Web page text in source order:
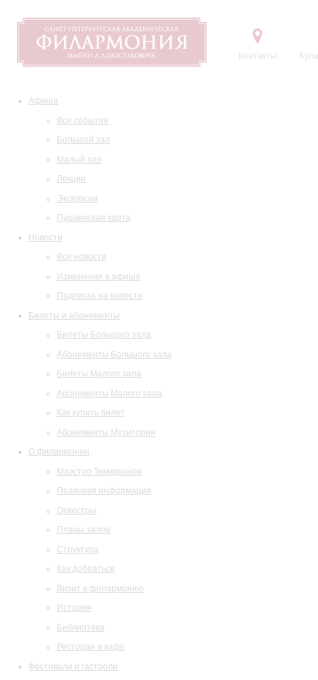
Контакты
Афиша
Все события
Большой зал
Малый зал
Лекции
Экскурсии
Пушкинская карта
Новости
Все новости
Изменения в афише
Подписка на новости
Билеты и абонементы
Билеты Большого зала
Абонементы Большого зала
Билеты Малого зала
Абонементы Малого зала
Как купить билет
Абонементы Музитория
О филармонии
Маэстро Темирканов
Правовая информация
Оркестры
Планы залов
Структура
Как добраться
Визит в филармонию
История
Библиотека
Ресторан и кафе
Фестивали и гастроли